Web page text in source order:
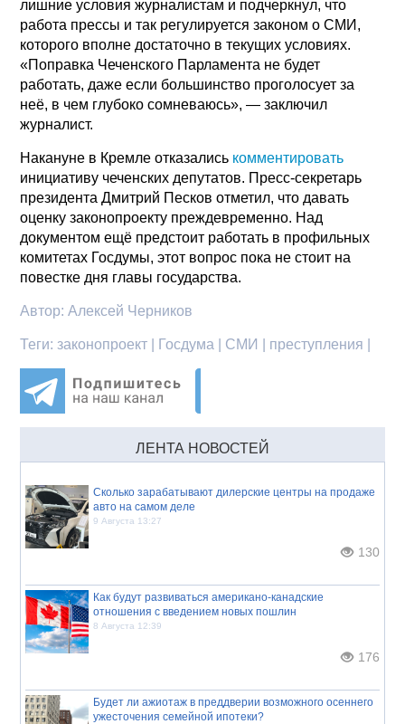
лишние условия журналистам и подчеркнул, что
работа прессы и так регулируется законом о СМИ,
которого вполне достаточно в текущих условиях.
«Поправка Чеченского Парламента не будет
работать, даже если большинство проголосует за
неё, в чем глубоко сомневаюсь», — заключил
журналист.
Накануне в Кремле отказались комментировать
инициативу чеченских депутатов. Пресс-секретарь
президента Дмитрий Песков отметил, что давать
оценку законопроекту преждевременно. Над
документом ещё предстоит работать в профильных
комитетах Госдумы, этот вопрос пока не стоит на
повестке дня главы государства.
Автор:Алексей Черников
Теги:законопроект | Госдума | СМИ | преступления |
ЛЕНТА НОВОСТЕЙ
Сколько зарабатывают дилерские центры на продаже
авто на самом деле
9 Августа 13:27
130
Как будут развиваться американо-канадские
отношения с введением новых пошлин
8 Августа 12:39
176
Будет ли ажиотаж в преддверии возможного осеннего
ужесточения семейной ипотеки?